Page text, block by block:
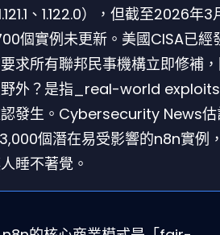
1.121.1、1.122.0），但截至2026年
個實例未更新。美國CISA已經
求所有聯邦民事機構立即修補
野外？是指_real-world
發生。Cybersecurity News估
個潛在易受影響的n8n實例
睡不著覺。